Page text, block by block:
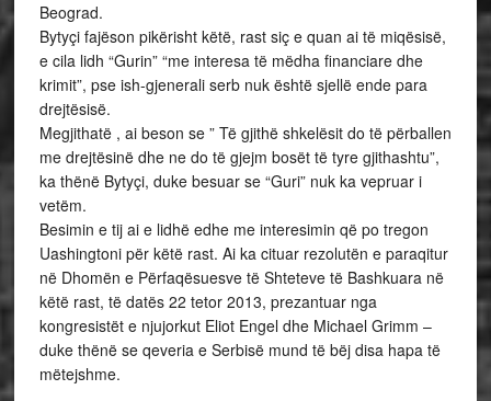
Beograd.
Bytyçi fajëson pikërisht këtë, rast siç e quan ai të miqësisë,
e cila lidh “Gurin” “me interesa të mëdha financiare dhe
krimit”, pse ish-gjenerali serb nuk është sjellë ende para
drejtësisë.
Megjithatë , ai beson se ” Të gjithë shkelësit do të përballen
me drejtësinë dhe ne do të gjejm bosët të tyre gjithashtu”,
ka thënë Bytyçi, duke besuar se “Guri” nuk ka vepruar i
vetëm.
Besimin e tij ai e lidhë edhe me interesimin që po tregon
Uashingtoni për këtë rast. Ai ka cituar rezolutën e paraqitur
në Dhomën e Përfaqësuesve të Shteteve të Bashkuara në
këtë rast, të datës 22 tetor 2013, prezantuar nga
kongresistët e njujorkut Eliot Engel dhe Michael Grimm –
duke thënë se qeveria e Serbisë mund të bëj disa hapa të
mëtejshme.